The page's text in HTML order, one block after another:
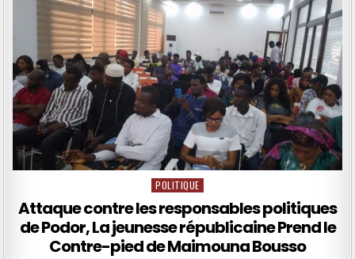
Posted
POLITIQUE
Attaque contre les responsables politiques
de Podor, La jeunesse républicaine Prend le
Contre-pied de Maimouna Bousso